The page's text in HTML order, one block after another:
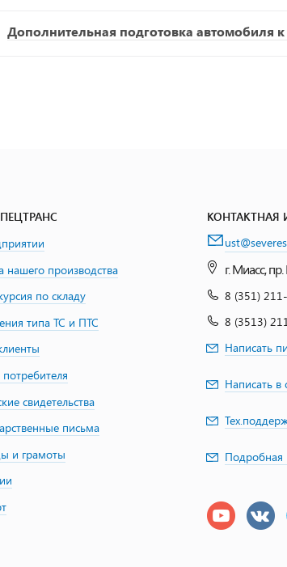
Дополнительная подготовка автомобиля к
нашего производства
по складу
типа ТС и ПТС
свидетельства
письма
и грамоты
г. Миасс,
8 (351)
8 (3513)
Написать
Написать в
Подробная